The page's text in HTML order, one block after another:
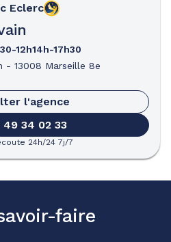
Eclerc
12h14h-17h30
- 13008 Marseille 8e
l'agence
49 34 02 33
24h/24 7j/7
faire